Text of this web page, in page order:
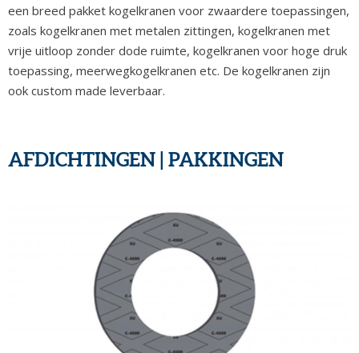
een breed pakket kogelkranen voor zwaardere toepassingen,
zoals kogelkranen met metalen zittingen, kogelkranen met
vrije uitloop zonder dode ruimte, kogelkranen voor hoge druk
toepassing, meerwegkogelkranen etc. De kogelkranen zijn
ook custom made leverbaar.
AFDICHTINGEN | PAKKINGEN